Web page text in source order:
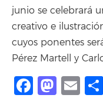
junio se celebrará
creativo e
cuyos ponentes
Pérez Martell y